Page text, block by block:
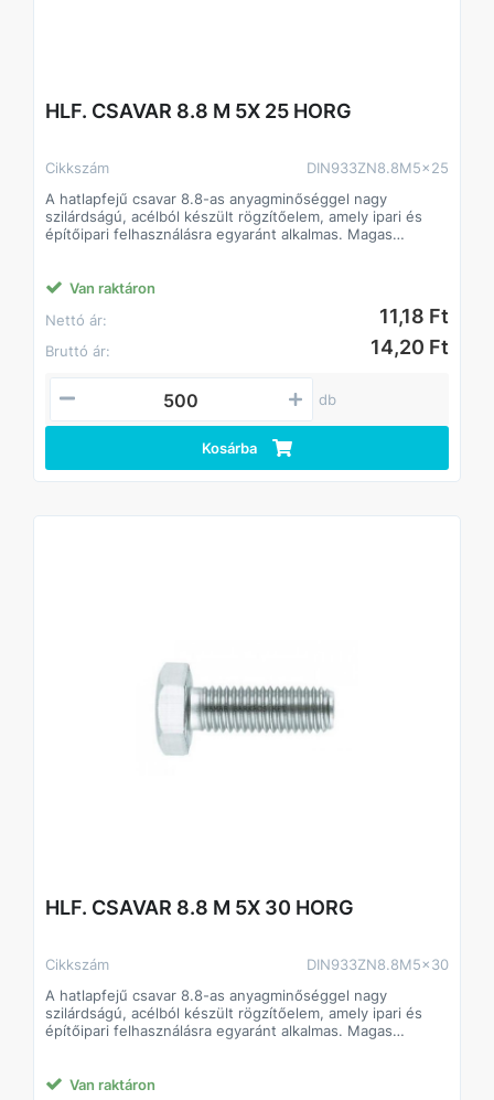
HLF. CSAVAR 8.8 M 5X 25 HORG
Cikkszám
DIN933ZN8.8M5x25
A hatlapfejű csavar 8.8-as anyagminőséggel nagy
szilárdságú, acélból készült rögzítőelem, amely ipari és
építőipari felhasználásra egyaránt alkalmas. Magas
hatlapfej kialakítása lehetővé teszi a gyors és precíz
Jellemzők:
• Anyagminőség: 8.8 acél, magas szakítószilárdság
• Strapabíró, hosszú élettartamú
• Beltéri és kültéri alkalmazásokhoz egyaránt
• Kompatibilis anyákkal és alátétekkel
Van raktáron
Nettó ár:
11,18 Ft
Bruttó ár: 14,20 Ft
db
Kosárba
HLF. CSAVAR 8.8 M 5X 30 HORG
Cikkszám
DIN933ZN8.8M5x30
A hatlapfejű csavar 8.8-as anyagminőséggel nagy
szilárdságú, acélból készült rögzítőelem, amely ipari és
építőipari felhasználásra egyaránt alkalmas. Magas
hatlapfej kialakítása lehetővé teszi a gyors és precíz
Van raktáron